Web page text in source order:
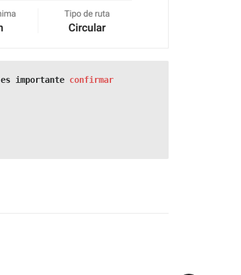
es importante confirmar